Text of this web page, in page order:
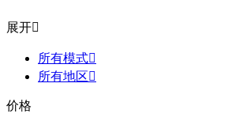
展开
所有模式
所有地区
价格